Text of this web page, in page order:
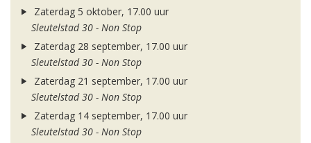
Zaterdag 5 oktober, 17.00 uur
Sleutelstad 30 - Non Stop
Zaterdag 28 september, 17.00 uur
Sleutelstad 30 - Non Stop
Zaterdag 21 september, 17.00 uur
Sleutelstad 30 - Non Stop
Zaterdag 14 september, 17.00 uur
Sleutelstad 30 - Non Stop